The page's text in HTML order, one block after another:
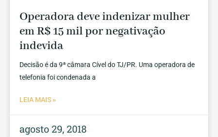
Operadora deve indenizar mulher
em R$ 15 mil por negativação
indevida
Decisão é da 9ª câmara Cível do TJ/PR. Uma operadora de
telefonia foi condenada a
LEIA MAIS »
agosto 29, 2018